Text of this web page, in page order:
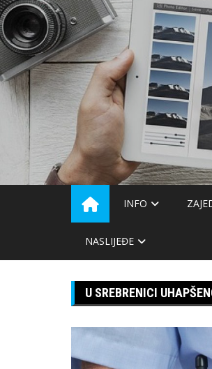
Skip
to
content
INFO
NASLIJEĐE
U SREBRENICI